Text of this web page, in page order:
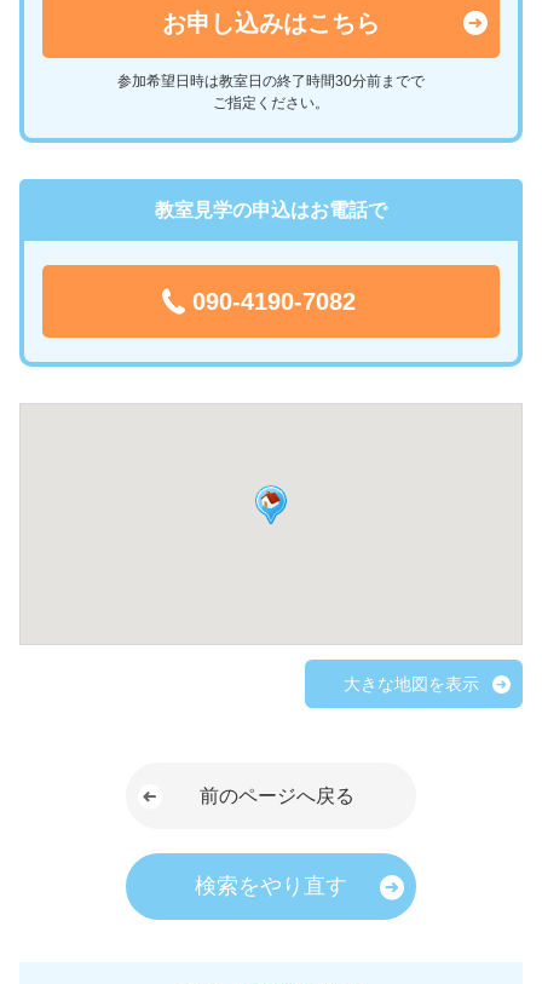
お申し込みはこちら
参加希望日時は教室日の終了時間30分前までで
ご指定ください。
教室見学の申込はお電話で
090-4190-7082
大きな地図を表示
前のページへ戻る
検索をやり直す